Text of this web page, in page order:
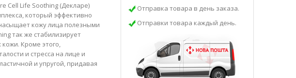
Cell Life Soothing (Декларе)
который эффективно
кожу лица полезными
так же стабилизирует
Кроме этого,
и стресса на лице и
и упругой, придавая
Отправка товара в день заказа.
Отправки товара каждый день.